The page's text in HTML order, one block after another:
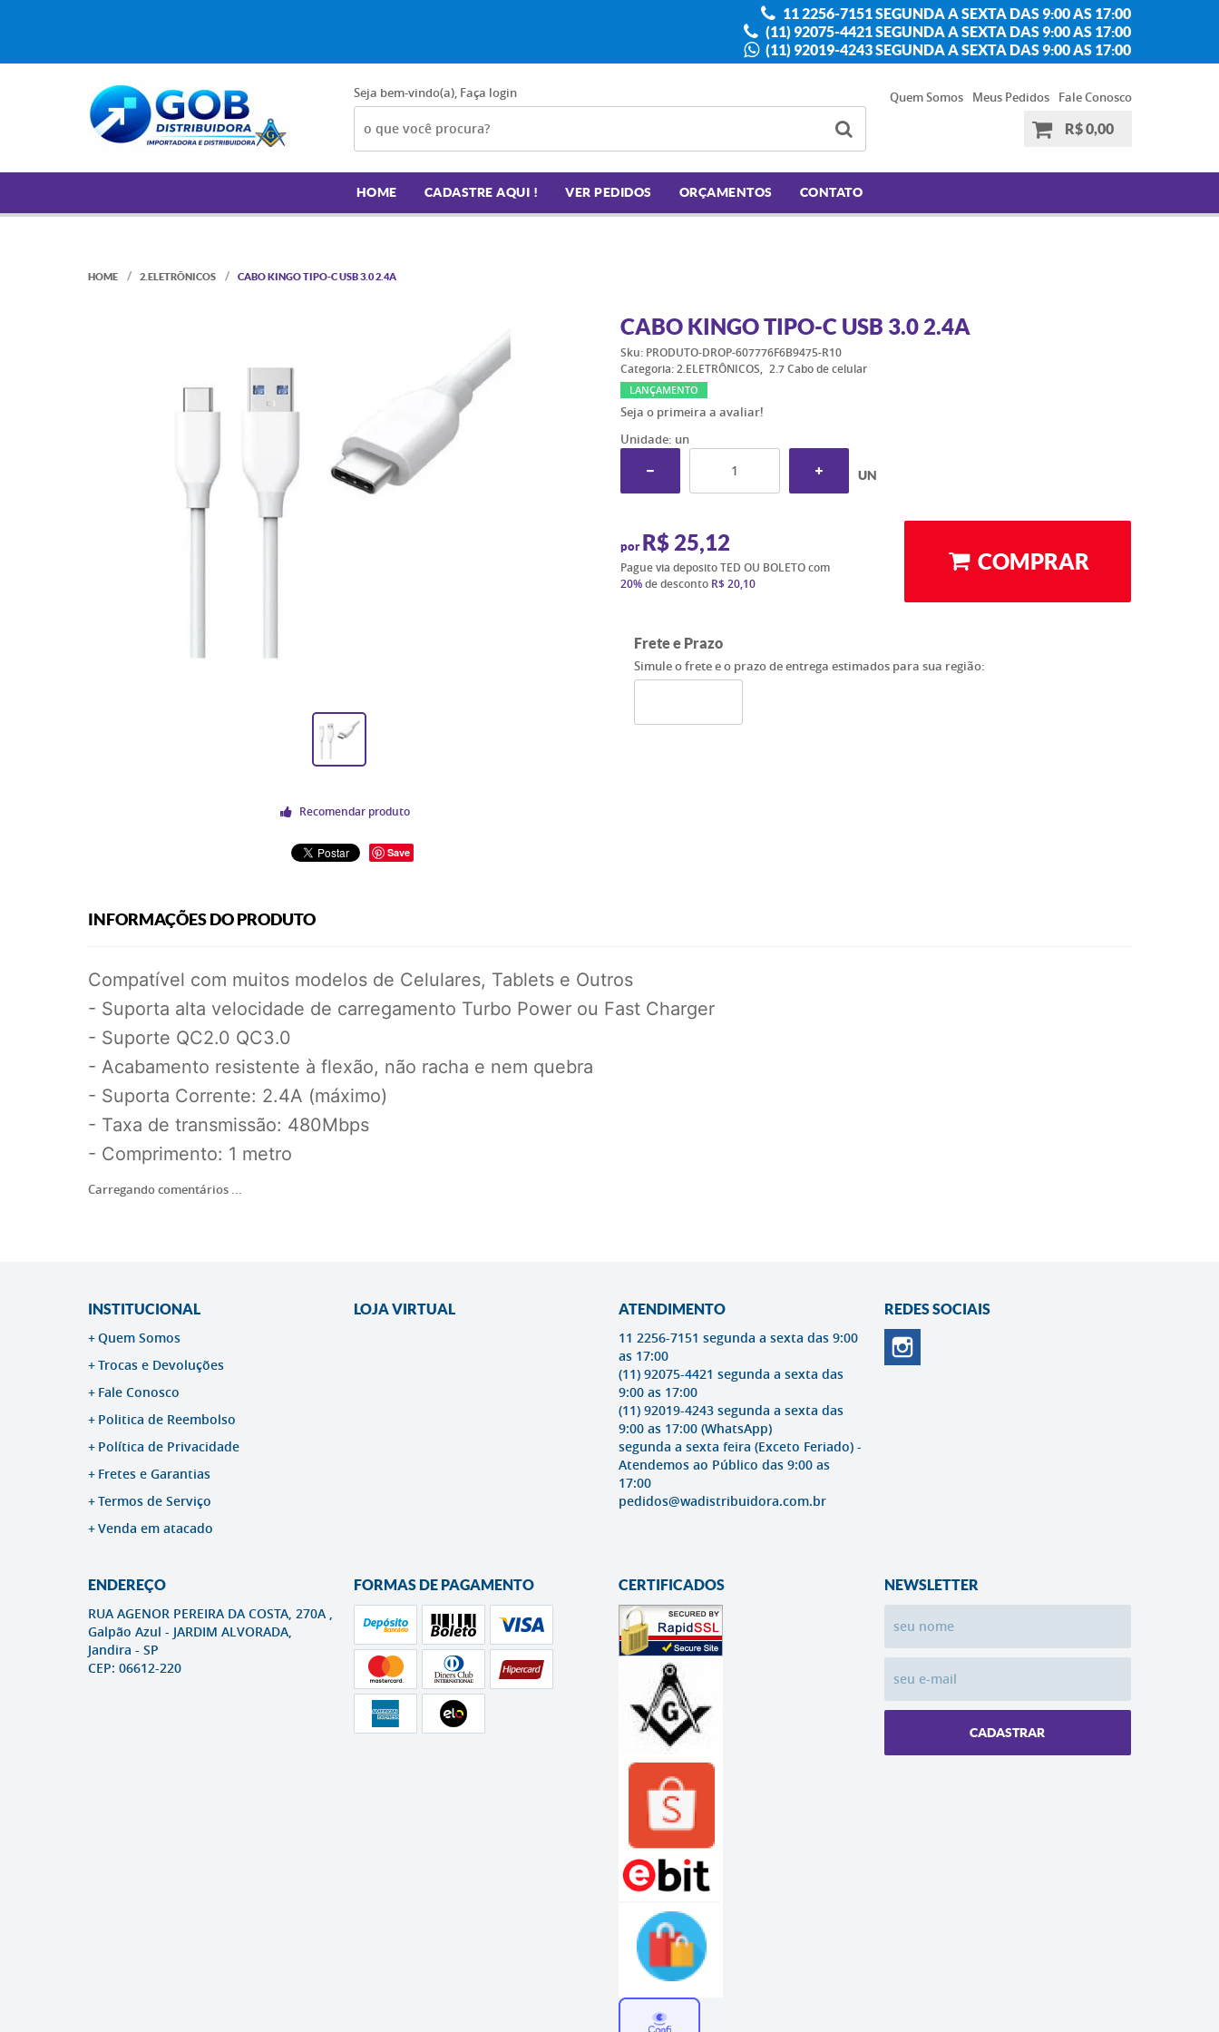
11 2256-7151 SEGUNDA A SEXTA DAS 9:00 AS 17:00
(11) 92075-4421 SEGUNDA A SEXTA DAS 9:00 AS 17:00
(11) 92019-4243 SEGUNDA A SEXTA DAS 9:00 AS 17:00
Seja bem-vindo(a), Faça login Quem Somos Meus Pedidos
Fale Conosco
R$ 0,00
HOME CADASTRE AQUI ! VER PEDIDOS ORÇAMENTOS CONTATO
HOME 2.ELETRÔNICOS CABO KINGO TIPO-C USB 3.0 2.4A
Recomendar produto
Save
CABO KINGO TIPO-C USB 3.0 2.4A
Sku: PRODUTO-DROP-607776F6B9475-R10
Categoria: 2.ELETRÔNICOS 2.7 Cabo de celular
LANÇAMENTO
Seja o primeira a avaliar!
Unidade: un
UN
por R$ 25,12
Pague via deposito TED OU BOLETO com
20%de desconto R$ 20,10
COMPRAR
Frete e Prazo
Simule o frete e o prazo de entrega estimados para sua região:
INFORMAÇÕES DO PRODUTO
Compatível com muitos modelos de Celulares, Tablets e Outros
- Suporta alta velocidade de carregamento Turbo Power ou Fast Charger
- Suporte QC2.0 QC3.0
- Acabamento resistente à flexão, não racha e nem quebra
- Suporta Corrente: 2.4A (máximo)
- Taxa de transmissão: 480Mbps
- Comprimento: 1 metro
Carregando comentários ...
INSTITUCIONAL
Quem Somos
Trocas e Devoluções
Fale Conosco
Politica de Reembolso
Política de Privacidade
Fretes e Garantias
Termos de Serviço
Venda em atacado
LOJA VIRTUAL ATENDIMENTO
11 2256-7151 segunda a sexta das 9:00
as 17:00
(11) 92075-4421 segunda a sexta das
9:00 as 17:00
(11) 92019-4243 segunda a sexta das
9:00 as 17:00 (WhatsApp)
segunda a sexta feira (Exceto Feriado) -
Atendemos ao Público das 9:00 as
17:00
pedidos@wadistribuidora.com.br
REDES SOCIAIS
ENDEREÇO
RUA AGENOR PEREIRA DA COSTA, 270A ,
Galpão Azul - JARDIM ALVORADA,
Jandira - SP
CEP: 06612-220
FORMAS DE PAGAMENTO CERTIFICADOS NEWSLETTER
CADASTRAR